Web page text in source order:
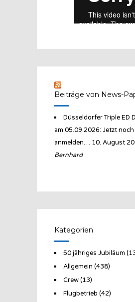
Beiträge von News-
Düsseldorfer Triple ED
am 05.09.2026: Jetzt noch
anmelden… 10. August
Bernhard
Kategorien
50 jähriges Jubiläum
Allgemein (438)
Crew(13)
Flugbetrieb (42)